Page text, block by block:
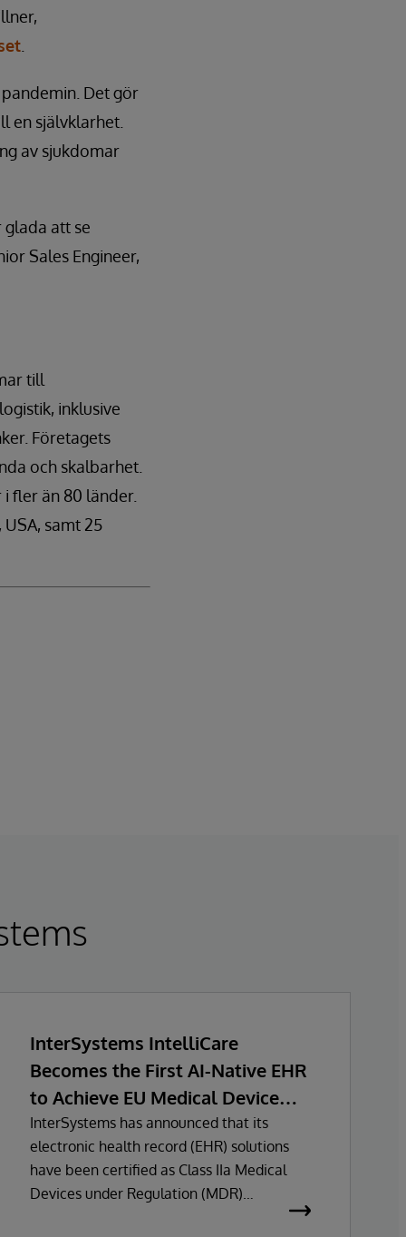
Det gör
en självklarhet.
av sjukdomar
att se
Sales Engineer,
till
inklusive
Företagets
och skalbarhet.
fler än 80 länder.
samt 25
InterSystems IntelliCare
Becomes the First AI-Native EHR
to Achieve EU Medical Device
Regulation Certification
InterSystems has announced that its
electronic health record (EHR) solutions
have been certified as Class IIa Medical
Devices under Regulation (MDR)